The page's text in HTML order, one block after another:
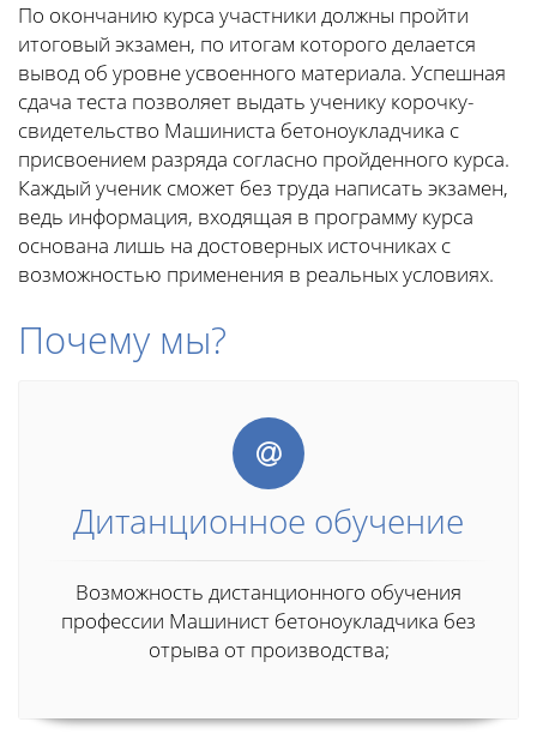
По окончанию курса участники должны пройти
итоговый экзамен, по итогам которого делается
вывод об уровне усвоенного материала. Успешная
сдача теста позволяет выдать ученику корочку-
свидетельство Машиниста бетоноукладчика с
присвоением разряда согласно пройденного курса.
Каждый ученик сможет без труда написать экзамен,
ведь информация, входящая в программу курса
основана лишь на достоверных источниках с
возможностью применения в реальных условиях.
Почему мы?
Дитанционное обучение
Возможность дистанционного обучения
профессии Машинист бетоноукладчика без
отрыва от производства;